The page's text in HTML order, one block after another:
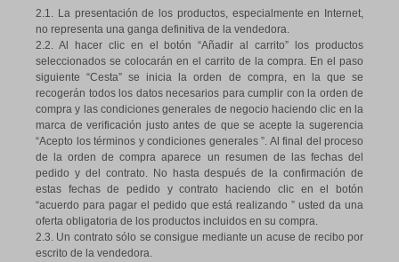
2.1. La presentación de los productos, especialmente en Internet,
no representa una ganga definitiva de la vendedora.
2.2. Al hacer clic en el botón “Añadir al carrito” los productos
seleccionados se colocarán en el carrito de la compra. En el paso
siguiente “Cesta” se inicia la orden de compra, en la que se
recogerán todos los datos necesarios para cumplir con la orden de
compra y las condiciones generales de negocio haciendo clic en la
marca de verificación justo antes de que se acepte la sugerencia
“Acepto los términos y condiciones generales ”. Al final del proceso
de la orden de compra aparece un resumen de las fechas del
pedido y del contrato. No hasta después de la confirmación de
estas fechas de pedido y contrato haciendo clic en el botón
“acuerdo para pagar el pedido que está realizando ” usted da una
oferta obligatoria de los productos incluidos en su compra.
2.3. Un contrato sólo se consigue mediante un acuse de recibo por
escrito de la vendedora.